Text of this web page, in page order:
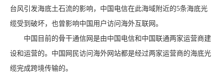
台风引发海底土石流的影响，中国电信在此海域附近的5条海底光
缆受到破坏，也曾影响中国用户访问海外互联网。
中国目前的骨干通信网是由中国电信和中国联通两家运营商建
设和运营的。中国网民访问海外网站都是经过两家运营商的海底光
缆完成跨境传输的。